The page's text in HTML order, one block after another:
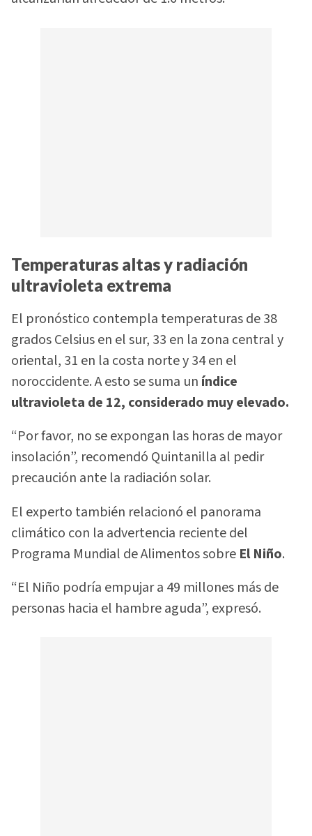
Temperaturas altas y radiación
ultravioleta extrema
El pronóstico contempla temperaturas de 38
grados Celsius en el sur, 33 en la zona central y
oriental, 31 en la costa norte y 34 en el
noroccidente. A esto se suma un índice
ultravioleta de 12, considerado muy elevado.
“Por favor, no se expongan las horas de mayor
insolación”, recomendó Quintanilla al pedir
precaución ante la radiación solar.
El experto también relacionó el panorama
climático con la advertencia reciente del
Programa Mundial de Alimentos sobre El Niño.
“El Niño podría empujar a 49 millones más de
personas hacia el hambre aguda”, expresó.